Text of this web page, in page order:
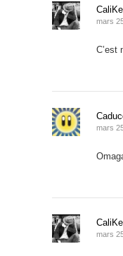
mars
C’est
mars
mars